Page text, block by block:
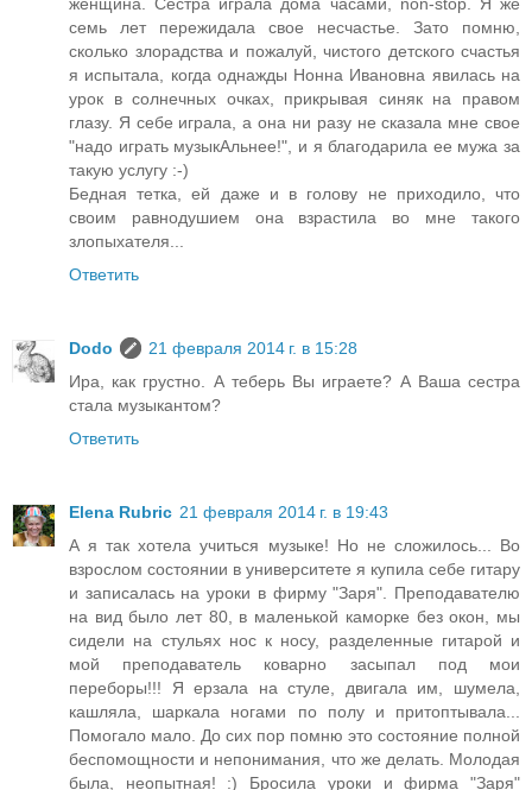
семь лет пережидала свое несчастье. Зато помню,
сколько злорадства и пожалуй, чистого детского счастья
я испытала, когда однажды Нонна Ивановна явилась на
урок в солнечных очках, прикрывая синяк на правом
глазу. Я себе играла, а она ни разу не сказала мне свое
"надо играть музыкАльнее!", и я благодарила ее мужа за
такую услугу :-)
Бедная тетка, ей даже и в голову не приходило, что
своим равнодушием она взрастила во мне такого
злопыхателя...
Ответить
Dodo
21 февраля 2014 г. в 15:28
Ира, как грустно. А теберь Вы играете? А Ваша сестра
стала музыкантом?
Ответить
Elena Rubric 21 февраля 2014 г. в 19:43
А я так хотела учиться музыке! Но не сложилось... Во
взрослом состоянии в университете я купила себе гитару
и записалась на уроки в фирму "Заря". Преподавателю
на вид было лет 80, в маленькой каморке без окон, мы
сидели на стульях нос к носу, разделенные гитарой и
мой преподаватель коварно засыпал под мои
переборы!!! Я ерзала на стуле, двигала им, шумела,
кашляла, шаркала ногами по полу и притоптывала...
Помогало мало. До сих пор помню это состояние полной
беспомощности и непонимания, что же делать. Молодая
была, неопытная! :) Бросила уроки и фирма "Заря"